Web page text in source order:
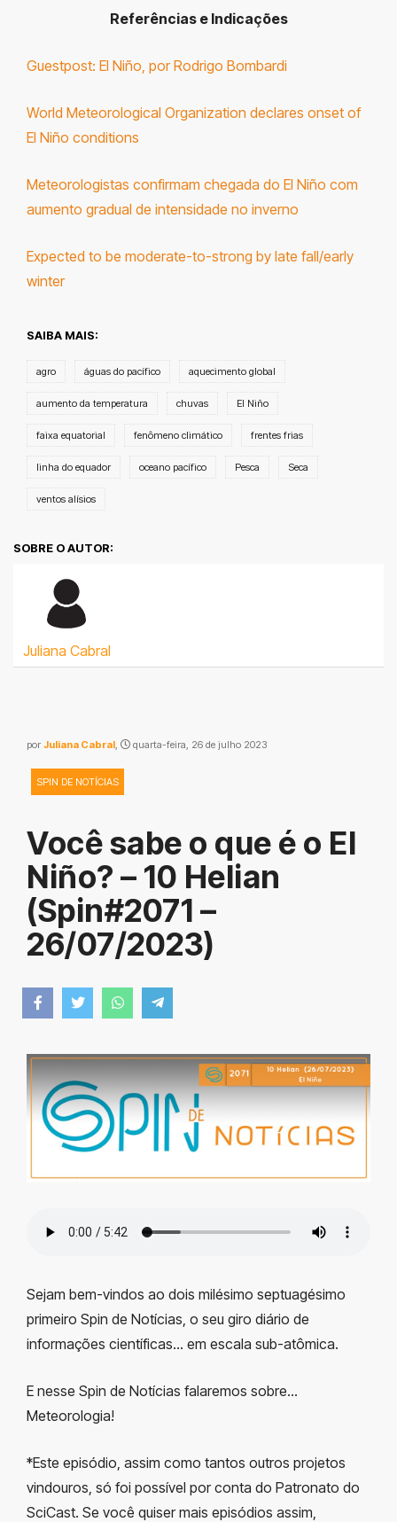
Referências e Indicações
Guestpost: El Niño, por Rodrigo Bombardi
World Meteorological Organization declares onset of
El Niño conditions
Meteorologistas confirmam chegada do El Niño com
aumento gradual de intensidade no inverno
Expected to be moderate-to-strong by late fall/early
winter
SAIBA MAIS:
agro águas do pacífico aquecimento global
aumento da temperatura chuvas El Niño
faixa equatorial fenômeno climático frentes frias
linha do equador oceano pacífico Pesca Seca
ventos alísios
SOBRE O AUTOR:
Juliana Cabral
por Juliana Cabral quarta-feira, 26 de julho 2023
SPIN DE NOTÍCIAS
Você sabe o que é o El
Niño? – 10 Helian
(Spin#2071 –
26/07/2023)
Sejam bem-vindos ao dois milésimo septuagésimo
primeiro Spin de Notícias, o seu giro diário de
informações científicas… em escala sub-atômica.
E nesse Spin de Notícias falaremos sobre…
Meteorologia!
*Este episódio, assim como tantos outros projetos
vindouros, só foi possível por conta do Patronato do
SciCast. Se você quiser mais episódios assim,